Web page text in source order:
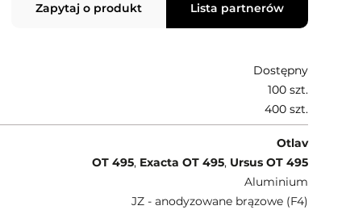
Zapytaj o produkt Lista partnerów
Dostępny
100 szt.
400 szt.
Otlav
OT 495, Exacta OT 495, Ursus OT 495
Aluminium
JZ - anodyzowane brązowe (F4)